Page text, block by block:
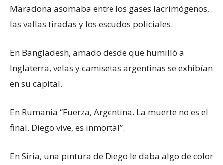
Maradona asomaba entre los gases lacrimógenos,
las vallas tiradas y los escudos policiales.
En Bangladesh, amado desde que humilló a
Inglaterra, velas y camisetas argentinas se exhibían
en su capital.
En Rumania “Fuerza, Argentina. La muerte no es el
final. Diego vive, es inmortal”.
En Siria, una pintura de Diego le daba algo de color